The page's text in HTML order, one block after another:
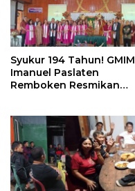
Syukur 194 Tahun! GMIM
Imanuel Paslaten
Remboken Resmikan